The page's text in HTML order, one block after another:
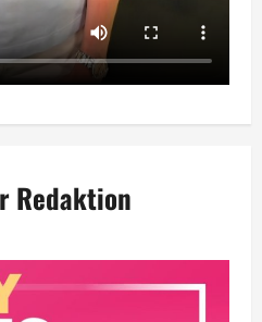
Redaktion